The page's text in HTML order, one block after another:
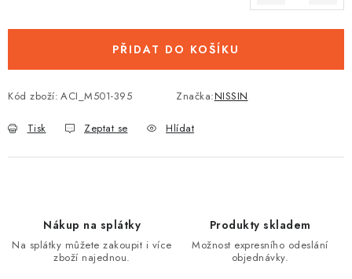
PŘIDAT DO KOŠÍKU
Kód zboží: ACI_M501-395 Značka:NISSIN
Tisk Zeptat se Hlídat
Nákup na splátky
Na splátky můžete zakoupit i více
zboží najednou.
Produkty skladem
Možnost expresního odeslání
objednávky.